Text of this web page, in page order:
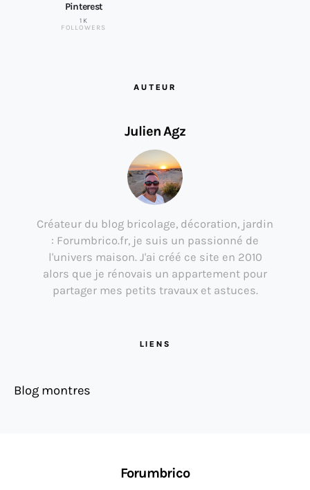
Pinterest
1K
FOLLOWERS
AUTEUR
Julien Agz
Créateur du blog bricolage, décoration, jardin
: Forumbrico.fr, je suis un passionné de
l'univers maison. J'ai créé ce site en 2010
alors que je rénovais un appartement pour
partager mes petits travaux et astuces.
LIENS
Blog montres
Forumbrico